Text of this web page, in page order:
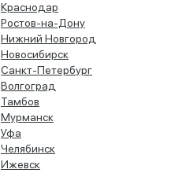
Краснодар
Ростов-на-Дону
Нижний Новгород
Новосибирск
Санкт-Петербург
Волгоград
Тамбов
Мурманск
Уфа
Челябинск
Ижевск